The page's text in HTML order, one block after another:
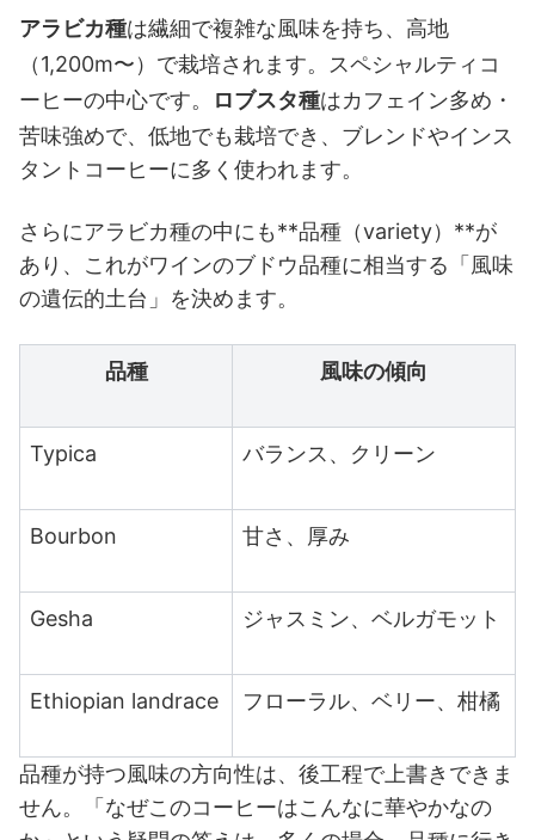
アラビカ種は繊細で複雑な風味を持ち、高地
（1,200m〜）で栽培されます。スペシャルティコ
ーヒーの中心です。
ロブスタ種はカフェイン多め・
苦味強めで、低地でも栽培でき、ブレンドやインス
タントコーヒーに多く使われます。
さらにアラビカ種の中にも**品種（variety）**が
あり、これがワインのブドウ品種に相当する「風味
の遺伝的土台」を決めます。
品種 風味の傾向
Typica バランス、クリーン
Bourbon 甘さ、厚み
Gesha ジャスミン、ベルガモット
Ethiopian landrace フローラル、ベリー、柑橘
品種が持つ風味の方向性は、後工程で上書きできま
せん。「なぜこのコーヒーはこんなに華やかなの